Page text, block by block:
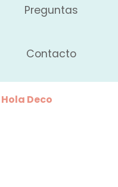
Preguntas
Contacto
Hola Deco